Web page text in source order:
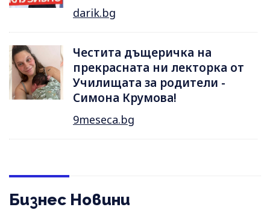
darik.bg
Честита дъщеричка на
прекрасната ни лекторка от
Училищата за родители -
Симона Крумова!
9meseca.bg
Бизнес Новини